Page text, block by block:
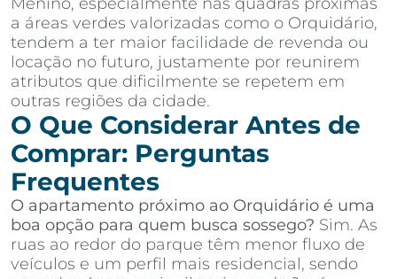
a áreas verdes valorizadas como o Orquidário,
tendem a ter maior facilidade de revenda ou
locação no futuro, justamente por reunirem
atributos que dificilmente se repetem em
outras regiões da cidade.
O Que Considerar Antes de
Comprar: Perguntas
Frequentes
O apartamento próximo ao Orquidário é uma
boa opção para quem busca sossego? Sim. As
ruas ao redor do parque têm menor fluxo de
veículos e um perfil mais residencial, sendo